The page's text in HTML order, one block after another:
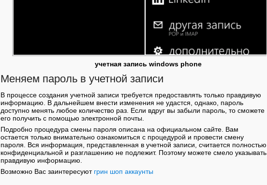
учетная запись windows phone
Меняем пароль в учетной записи
В процессе создания учетной записи требуется предоставлять только правдивую
информацию. В дальнейшем внести изменения не удастся, однако, пароль
доступно менять любое количество раз. Если вдруг вы забыли пароль, то сможете
его получить с помощью электронной почты.
Подробно процедура смены пароля описана на официальном сайте. Вам
остается только внимательно ознакомиться с процедурой и провести смену
пароля. Вся информация, представленная в учетной записи, считается полностью
конфиденциальной и разглашению не подлежит. Поэтому можете смело указывать
правдивую информацию.
Возможно Вас заинтересуют грин шоп аккаунты